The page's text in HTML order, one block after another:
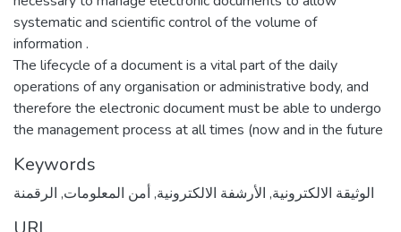
systematic and scientific control of the volume of
information .
The lifecycle of a document is a vital part of the daily
operations of any organisation or administrative body, and
therefore the electronic document must be able to undergo
the management process at all times (now and in the future
Keywords
الوثيقة الالكترونية, الأرشفة الالكترونية, أمن المعلومات, الرقمنة